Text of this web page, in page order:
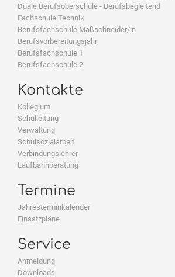
Duale Berufsoberschule - Berufsbegleitend
Fachschule Technik
Berufsfachschule Maßschneider/in
Berufsvorbereitungsjahr
Berufsfachschule 1
Berufsfachschule 2
Kontakte
Kollegium
Schulleitung
Verwaltung
Schulsozialarbeit
Verbindungslehrer
Laufbahnberatung
Termine
Jahresterminkalender
Einsatzpläne
Service
Anmeldung
Downloads